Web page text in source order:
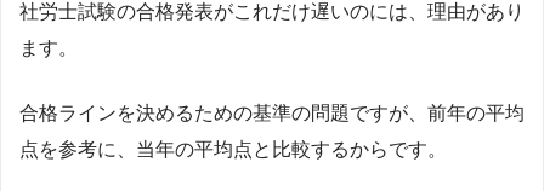
社労士試験の合格発表がこれだけ遅いのには、理由があり
ます。
合格ラインを決めるための基準の問題ですが、前年の平均
点を参考に、当年の平均点と比較するからです。